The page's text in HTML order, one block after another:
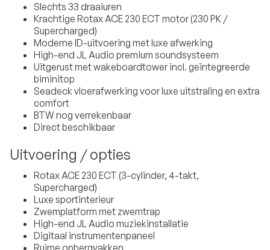
Slechts 33 draaiuren
Krachtige Rotax ACE 230 ECT motor (230 PK /
Supercharged)
Moderne ID-uitvoering met luxe afwerking
High-end JL Audio premium soundsysteem
Uitgerust met wakeboardtower incl. geïntegreerde
biminitop
Seadeck vloerafwerking voor luxe uitstraling en extra
comfort
BTW nog verrekenbaar
Direct beschikbaar
Uitvoering / opties
Rotax ACE 230 ECT (3-cylinder, 4-takt,
Supercharged)
Luxe sportinterieur
Zwemplatform met zwemtrap
High-end JL Audio muziekinstallatie
Digitaal instrumentenpaneel